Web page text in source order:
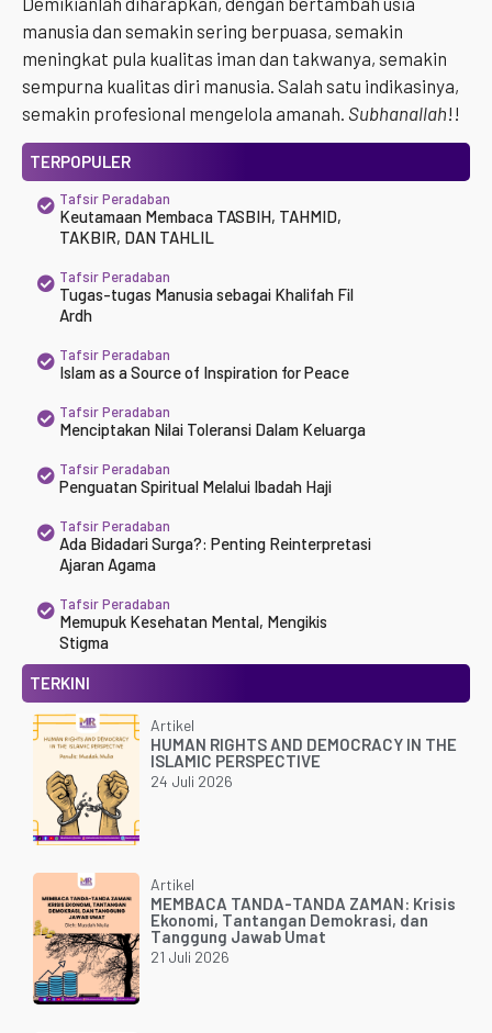
manusia dan semakin sering berpuasa, semakin
meningkat pula kualitas iman dan takwanya, semakin
sempurna kualitas diri manusia. Salah satu indikasinya,
semakin profesional mengelola amanah. Subhanallah!!
TERPOPULER
Tafsir Peradaban
Keutamaan Membaca TASBIH, TAHMID,
TAKBIR, DAN TAHLIL
Tafsir Peradaban
Tugas-tugas Manusia sebagai Khalifah Fil
Ardh
Tafsir Peradaban
Islam as a Source of Inspiration for Peace
Tafsir Peradaban
Menciptakan Nilai Toleransi Dalam Keluarga
Tafsir Peradaban
Penguatan Spiritual Melalui Ibadah Haji
Tafsir Peradaban
Ada Bidadari Surga?: Penting Reinterpretasi
Ajaran Agama
Tafsir Peradaban
Memupuk Kesehatan Mental, Mengikis
Stigma
TERKINI
Artikel
HUMAN RIGHTS AND DEMOCRACY IN THE
ISLAMIC PERSPECTIVE
24 Juli 2026
Artikel
MEMBACA TANDA-TANDA ZAMAN: Krisis
Ekonomi, Tantangan Demokrasi, dan
Tanggung Jawab Umat
21 Juli 2026